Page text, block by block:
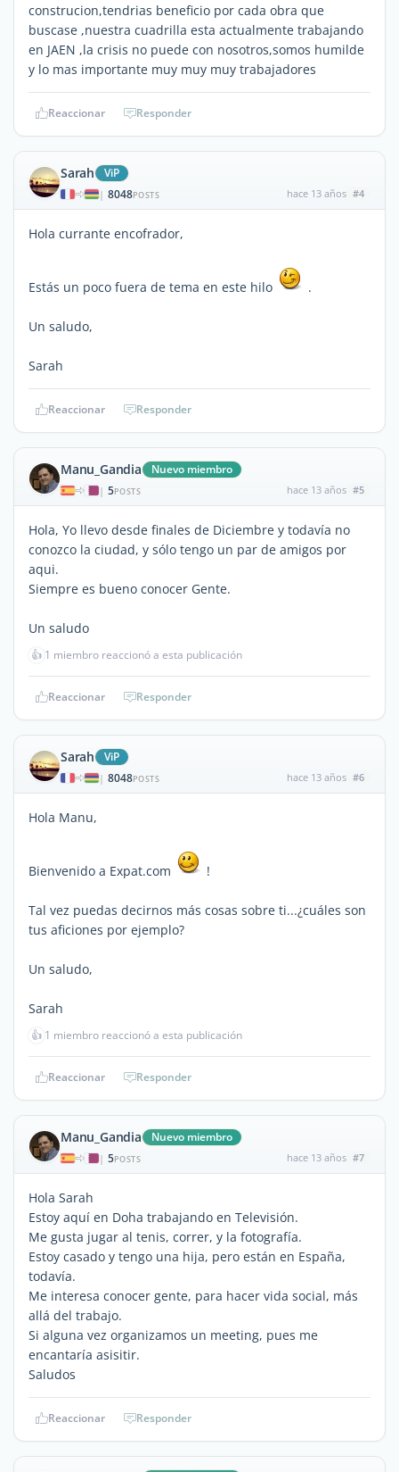
construcion,tendrias beneficio por cada obra que
buscase ,nuestra cuadrilla esta actualmente trabajando
en JAEN ,la crisis no puede con nosotros,somos humilde
y lo mas importante muy muy muy trabajadores
Reaccionar Responder
Sarah ViP
| 8048POSTS hace 13 años #4
Hola currante encofrador,
Estás un poco fuera de tema en este hilo .
Un saludo,
Sarah
Reaccionar Responder
Manu_Gandia Nuevo miembro
| 5POSTS hace 13 años #5
Hola, Yo llevo desde finales de Diciembre y todavía no
conozco la ciudad, y sólo tengo un par de amigos por
aqui.
Siempre es bueno conocer Gente.
Un saludo
👍 1 miembro reaccionó a esta publicación
Reaccionar Responder
Sarah ViP
| 8048POSTS hace 13 años #6
Hola Manu,
Bienvenido a Expat.com !
Tal vez puedas decirnos más cosas sobre ti...¿cuáles son
tus aficiones por ejemplo?
Un saludo,
Sarah
👍 1 miembro reaccionó a esta publicación
Reaccionar Responder
Manu_Gandia Nuevo miembro
| 5POSTS hace 13 años #7
Hola Sarah
Estoy aquí en Doha trabajando en Televisión.
Me gusta jugar al tenis, correr, y la fotografía.
Estoy casado y tengo una hija, pero están en España,
todavía.
Me interesa conocer gente, para hacer vida social, más
allá del trabajo.
Si alguna vez organizamos un meeting, pues me
encantaría asisitir.
Saludos
Reaccionar Responder